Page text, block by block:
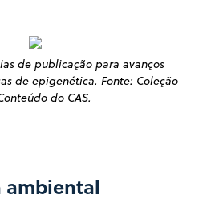
de publicação para avanços
de epigenética. Fonte: Coleção
do CAS.
ambiental